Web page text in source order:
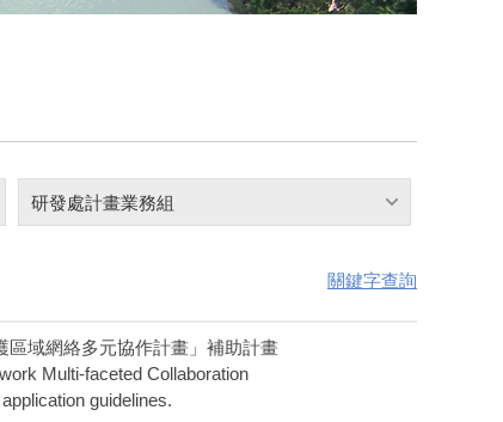
研發處計畫業務組
關鍵字查詢
區域網絡多元協作計畫」補助計畫
Multi-faceted Collaboration
guidelines.